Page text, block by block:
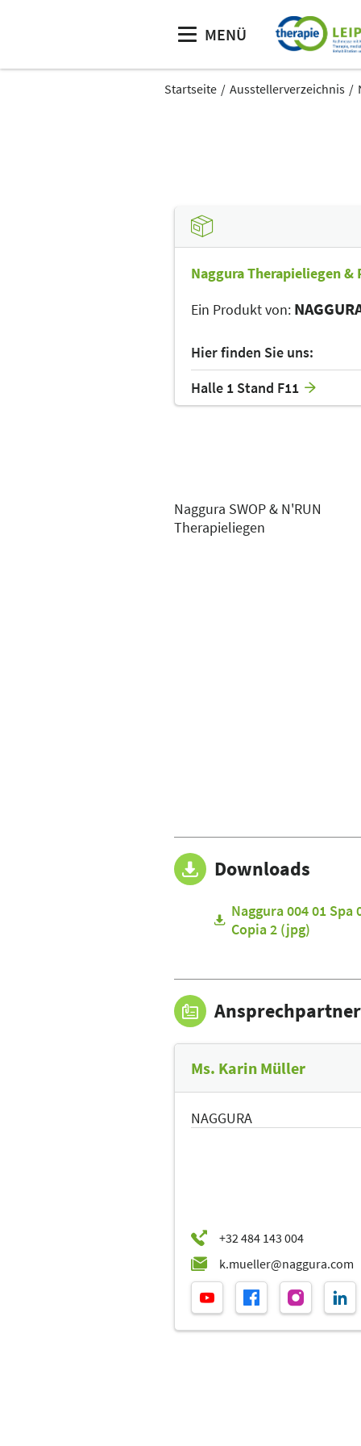
MENÜ
Startseite Ausstellerverzeichnis
Naggura Therapieliegen
Ein Produkt von:
Hier finden Sie uns:
Halle 1 Stand F11
Naggura SWOP & N'RUN
Therapieliegen
Downloads
Naggura 004 01 Spa
Copia 2 (jpg)
Ansprechpartner
Ms. Karin Müller
NAGGURA